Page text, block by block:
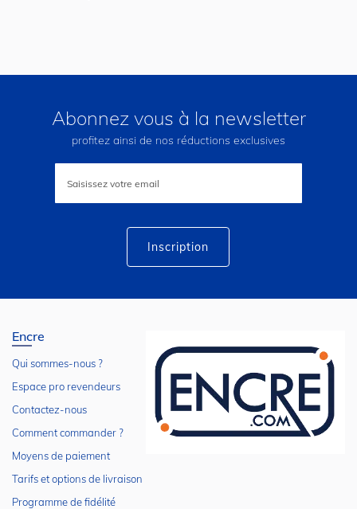
Abonnez vous à la newsletter
profitez ainsi de nos réductions exclusives
lettre
Inscription
Encre
Qui sommes-nous ?
Espace pro revendeurs
Contactez-nous
Comment commander ?
Moyens de paiement
Tarifs et options de livraison
Programme de fidélité